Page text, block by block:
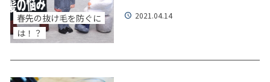
春先の抜け毛を防ぐに
は！？
2021.04.14